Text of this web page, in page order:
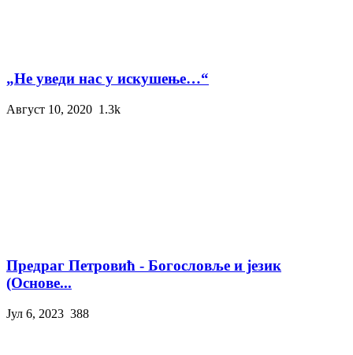
„Не уведи нас у искушење…“
Август 10, 2020 1.3k
Предраг Петровић - Богословље и језик
(Основе...
Јул 6, 2023 388